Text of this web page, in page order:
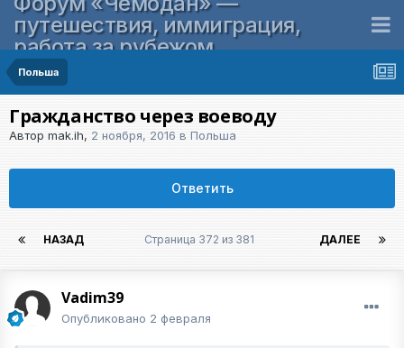
путешествия, иммиграция,
работа за рубежом
Польша
Гражданство через воеводу
Автор mak.ih, 2 ноября, 2016 в Польша
Ответить
НАЗАД ДАЛЕЕ
Страница 372 из 381
Vadim39
Опубликовано 2 февраля